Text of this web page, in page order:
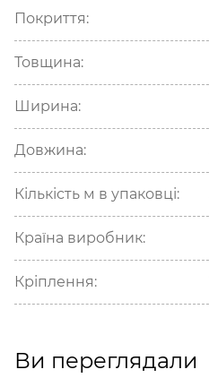
Покриття:
Товщина:
Ширина:
Довжина:
Кількість м в упаковці:
Країна виробник:
Кріплення:
Ви переглядали